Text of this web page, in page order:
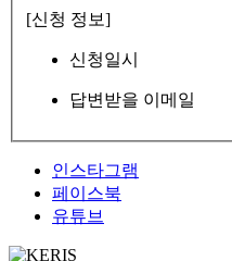
[신청 정보]
신청일시
답변받을 이메일
인스타그램
페이스북
유튜브